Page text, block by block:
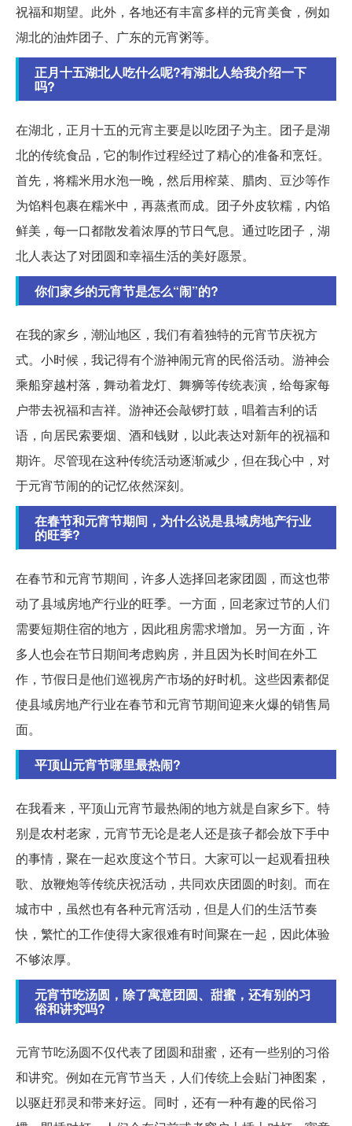
祝福和期望。此外，各地还有丰富多样的元宵美食，例如
湖北的油炸团子、广东的元宵粥等。
正月十五湖北人吃什么呢?有湖北人给我介绍一下
吗?
在湖北，正月十五的元宵主要是以吃团子为主。团子是湖
北的传统食品，它的制作过程经过了精心的准备和烹饪。
首先，将糯米用水泡一晚，然后用榨菜、腊肉、豆沙等作
为馅料包裹在糯米中，再蒸煮而成。团子外皮软糯，内馅
鲜美，每一口都散发着浓厚的节日气息。通过吃团子，湖
北人表达了对团圆和幸福生活的美好愿景。
你们家乡的元宵节是怎么“闹”的?
在我的家乡，潮汕地区，我们有着独特的元宵节庆祝方
式。小时候，我记得有个游神闹元宵的民俗活动。游神会
乘船穿越村落，舞动着龙灯、舞狮等传统表演，给每家每
户带去祝福和吉祥。游神还会敲锣打鼓，唱着吉利的话
语，向居民索要烟、酒和钱财，以此表达对新年的祝福和
期许。尽管现在这种传统活动逐渐减少，但在我心中，对
于元宵节闹的的记忆依然深刻。
在春节和元宵节期间，为什么说是县域房地产行业
的旺季?
在春节和元宵节期间，许多人选择回老家团圆，而这也带
动了县域房地产行业的旺季。一方面，回老家过节的人们
需要短期住宿的地方，因此租房需求增加。另一方面，许
多人也会在节日期间考虑购房，并且因为长时间在外工
作，节假日是他们巡视房产市场的好时机。这些因素都促
使县域房地产行业在春节和元宵节期间迎来火爆的销售局
面。
平顶山元宵节哪里最热闹?
在我看来，平顶山元宵节最热闹的地方就是自家乡下。特
别是农村老家，元宵节无论是老人还是孩子都会放下手中
的事情，聚在一起欢度这个节日。大家可以一起观看扭秧
歌、放鞭炮等传统庆祝活动，共同欢庆团圆的时刻。而在
城市中，虽然也有各种元宵活动，但是人们的生活节奏
快，繁忙的工作使得大家很难有时间聚在一起，因此体验
不够浓厚。
元宵节吃汤圆，除了寓意团圆、甜蜜，还有别的习
俗和讲究吗?
元宵节吃汤圆不仅代表了团圆和甜蜜，还有一些别的习俗
和讲究。例如在元宵节当天，人们传统上会贴门神图案，
以驱赶邪灵和带来好运。同时，还有一种有趣的民俗习